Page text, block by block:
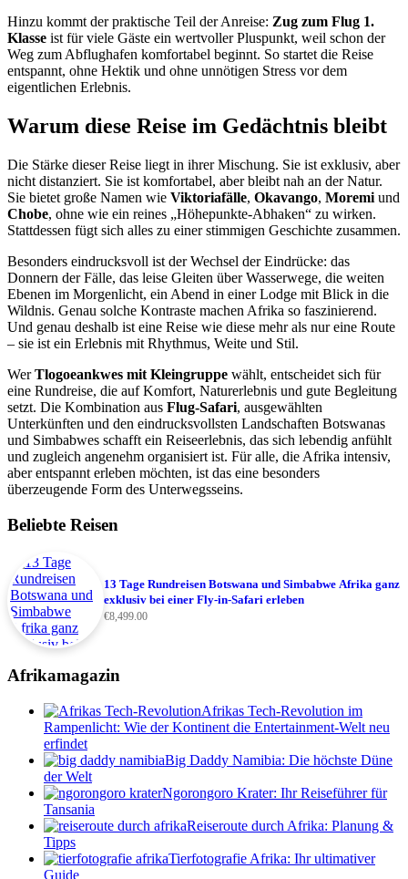
Hinzu kommt der praktische Teil der Anreise: Zug zum Flug 1.
Klasse ist für viele Gäste ein wertvoller Pluspunkt, weil schon der
Weg zum Abflughafen komfortabel beginnt. So startet die Reise
entspannt, ohne Hektik und ohne unnötigen Stress vor dem
eigentlichen Erlebnis.
Warum diese Reise im Gedächtnis bleibt
Die Stärke dieser Reise liegt in ihrer Mischung. Sie ist exklusiv, aber
nicht distanziert. Sie ist komfortabel, aber bleibt nah an der Natur.
Sie bietet große Namen wie Viktoriafälle, Okavango, Moremi und
Chobe, ohne wie ein reines „Höhepunkte-Abhaken“ zu wirken.
Stattdessen fügt sich alles zu einer stimmigen Geschichte zusammen.
Besonders eindrucksvoll ist der Wechsel der Eindrücke: das
Donnern der Fälle, das leise Gleiten über Wasserwege, die weiten
Ebenen im Morgenlicht, ein Abend in einer Lodge mit Blick in die
Wildnis. Genau solche Kontraste machen Afrika so faszinierend.
Und genau deshalb ist eine Reise wie diese mehr als nur eine Route
– sie ist ein Erlebnis mit Rhythmus, Weite und Stil.
WerTlogoeankwes mit Kleingruppe wählt, entscheidet sich für
eine Rundreise, die auf Komfort, Naturerlebnis und gute Begleitung
setzt. Die Kombination aus Flug-Safari, ausgewählten
Unterkünften und den eindrucksvollsten Landschaften Botswanas
und Simbabwes schafft ein Reiseerlebnis, das sich lebendig anfühlt
und zugleich angenehm organisiert ist. Für alle, die Afrika intensiv,
aber entspannt erleben möchten, ist das eine besonders
überzeugende Form des Unterwegsseins.
Beliebte Reisen
13 Tage Rundreisen Botswana und Simbabwe Afrika ganz
exklusiv bei einer Fly-in-Safari erleben
€8,499.00
Afrikamagazin
Afrikas Tech-Revolution im
Rampenlicht: Wie der Kontinent die Entertainment-Welt neu
erfindet
Big Daddy Namibia: Die höchste Düne
der Welt
Ngorongoro Krater: Ihr Reiseführer für
Tansania
Reiseroute durch Afrika: Planung &
Tipps
Tierfotografie Afrika: Ihr ultimativer
Guide